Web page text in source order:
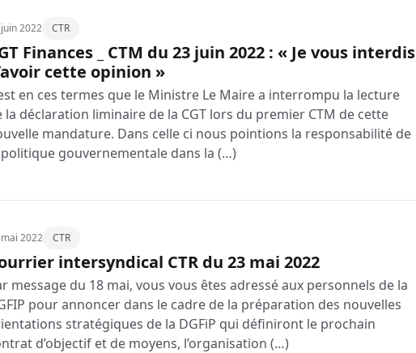
2022 CTR
Finances _ CTM du 23 juin 2022 : « Je vous interdis
cette opinion »
en ces termes que le Ministre Le Maire a interrompu la lecture
la déclaration liminaire de la CGT lors du premier CTM de cette
mandature. Dans celle ci nous pointions la responsabilité de
gouvernementale dans la (…)
2022 CTR
intersyndical CTR du 23 mai 2022
message du 18 mai, vous vous êtes adressé aux personnels de la
pour annoncer dans le cadre de la préparation des nouvelles
stratégiques de la DGFiP qui définiront le prochain
d’objectif et de moyens, l’organisation (…)